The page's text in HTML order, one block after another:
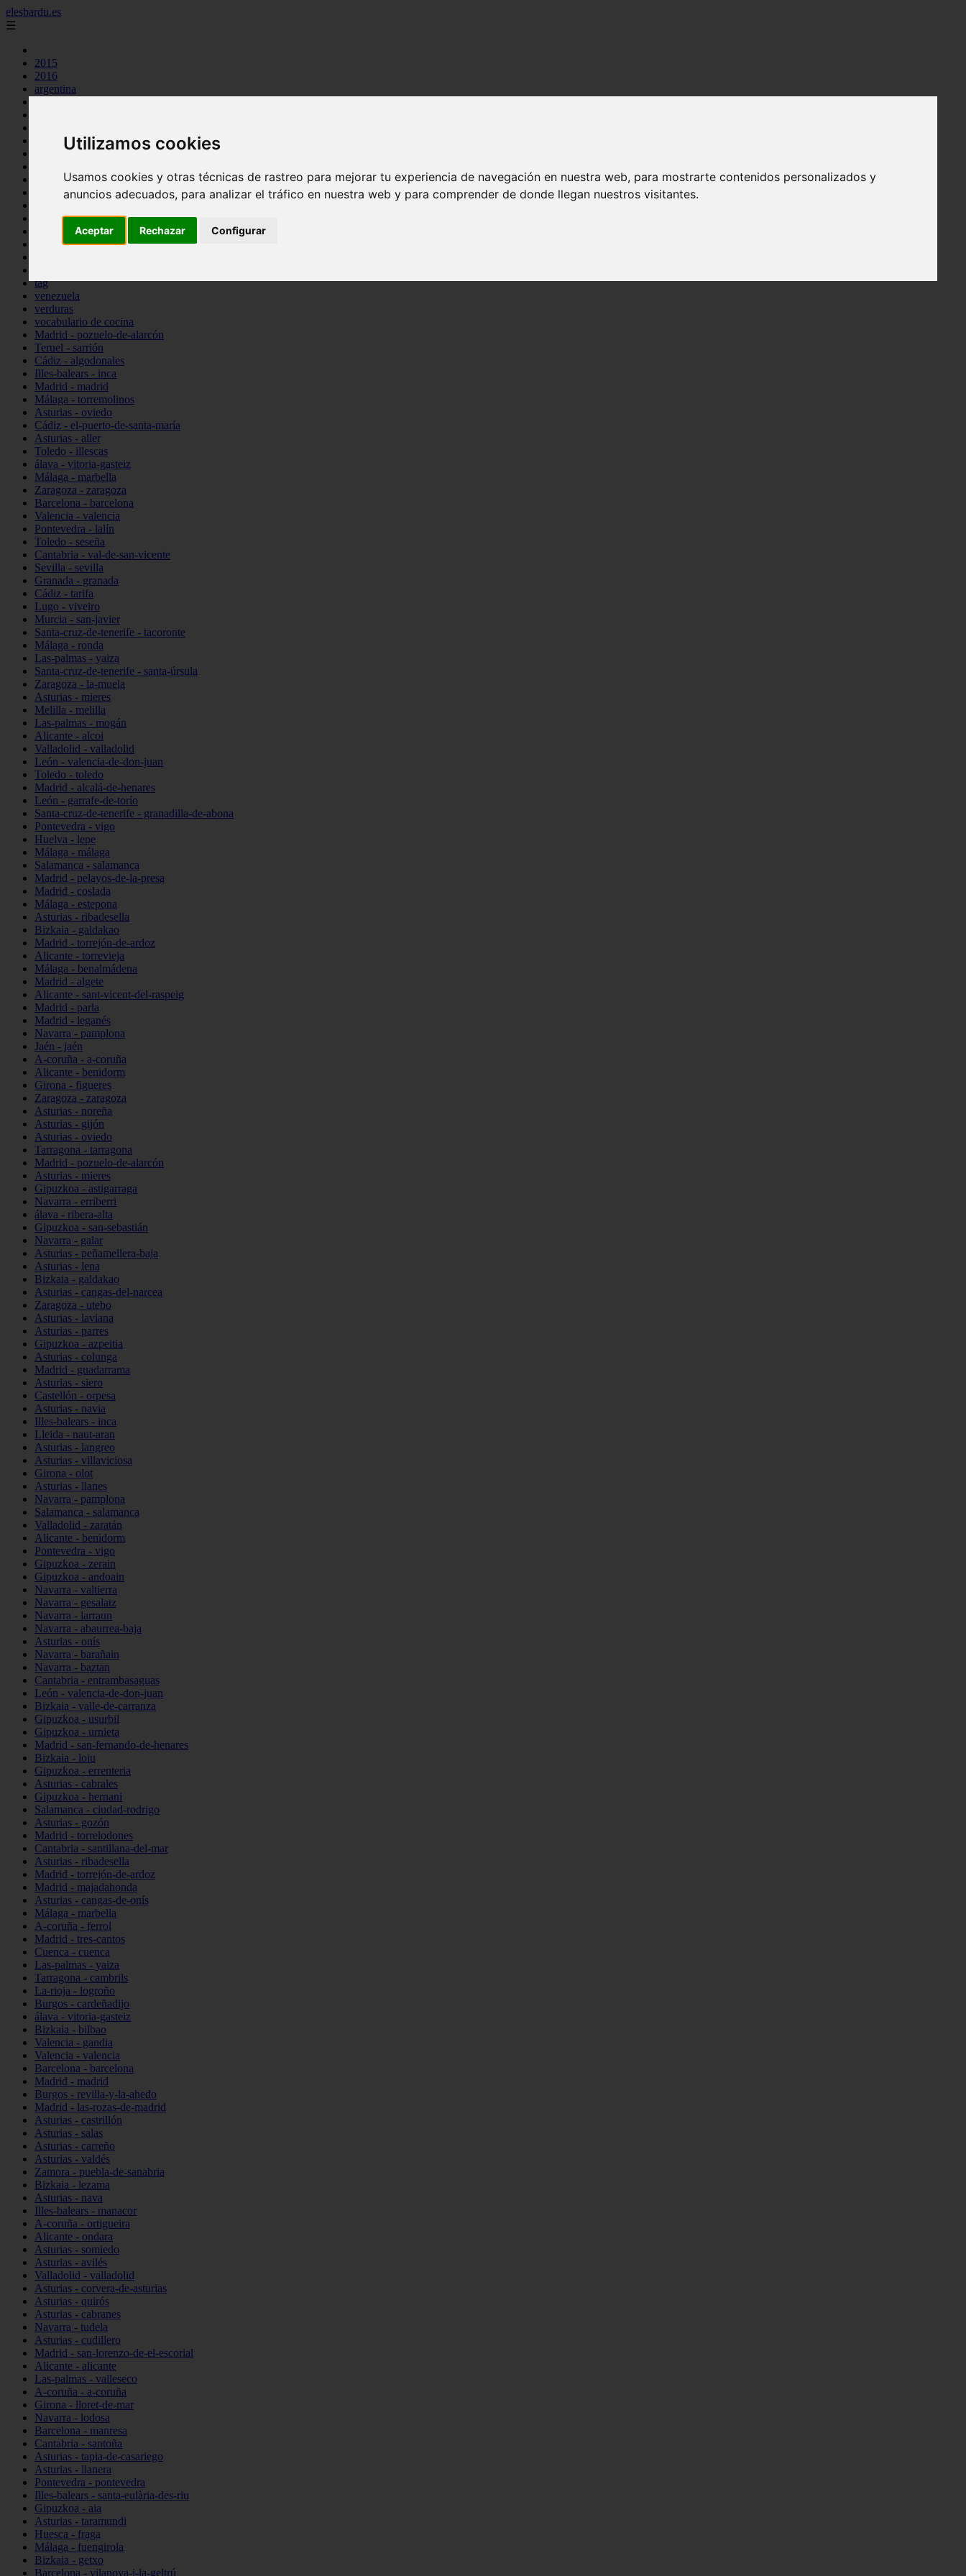
Utilizamos cookies
Usamos cookies y otras técnicas de rastreo para mejorar tu experiencia de navegación en nuestra web, para mostrarte contenidos personalizados y
anuncios adecuados, para analizar el tráfico en nuestra web y para comprender de donde llegan nuestros visitantes.
Aceptar Rechazar Configurar
elesbardu.es
☰
2015
2016
argentina
cocina casera
comidas
huevos
mariscos
postres
tag
venezuela
verduras
vocabulario de cocina
Madrid - pozuelo-de-alarcón
Teruel - sarrión
Cádiz - algodonales
Illes-balears - inca
Madrid - madrid
Málaga - torremolinos
Asturias - oviedo
Cádiz - el-puerto-de-santa-maría
Asturias - aller
Toledo - illescas
álava - vitoria-gasteiz
Málaga - marbella
Zaragoza - zaragoza
Barcelona - barcelona
Valencia - valencia
Pontevedra - lalín
Toledo - seseña
Cantabria - val-de-san-vicente
Sevilla - sevilla
Granada - granada
Cádiz - tarifa
Lugo - viveiro
Murcia - san-javier
Santa-cruz-de-tenerife - tacoronte
Málaga - ronda
Las-palmas - yaiza
Santa-cruz-de-tenerife - santa-úrsula
Zaragoza - la-muela
Asturias - mieres
Melilla - melilla
Las-palmas - mogán
Alicante - alcoi
Valladolid - valladolid
León - valencia-de-don-juan
Toledo - toledo
Madrid - alcalá-de-henares
León - garrafe-de-torío
Santa-cruz-de-tenerife - granadilla-de-abona
Pontevedra - vigo
Huelva - lepe
Málaga - málaga
Salamanca - salamanca
Madrid - pelayos-de-la-presa
Madrid - coslada
Málaga - estepona
Asturias - ribadesella
Bizkaia - galdakao
Madrid - torrejón-de-ardoz
Alicante - torrevieja
Málaga - benalmádena
Madrid - algete
Alicante - sant-vicent-del-raspeig
Madrid - parla
Madrid - leganés
Navarra - pamplona
Jaén - jaén
A-coruña - a-coruña
Alicante - benidorm
Girona - figueres
Zaragoza - zaragoza
Asturias - noreña
Asturias - gijón
Asturias - oviedo
Tarragona - tarragona
Madrid - pozuelo-de-alarcón
Asturias - mieres
Gipuzkoa - astigarraga
Navarra - erriberri
álava - ribera-alta
Gipuzkoa - san-sebastián
Navarra - galar
Asturias - peñamellera-baja
Asturias - lena
Bizkaia - galdakao
Asturias - cangas-del-narcea
Zaragoza - utebo
Asturias - laviana
Asturias - parres
Gipuzkoa - azpeitia
Asturias - colunga
Madrid - guadarrama
Asturias - siero
Castellón - orpesa
Asturias - navia
Illes-balears - inca
Lleida - naut-aran
Asturias - langreo
Asturias - villaviciosa
Girona - olot
Asturias - llanes
Navarra - pamplona
Salamanca - salamanca
Valladolid - zaratán
Alicante - benidorm
Pontevedra - vigo
Gipuzkoa - zerain
Gipuzkoa - andoain
Navarra - valtierra
Navarra - gesalatz
Navarra - larraun
Navarra - abaurrea-baja
Asturias - onís
Navarra - barañain
Navarra - baztan
Cantabria - entrambasaguas
León - valencia-de-don-juan
Bizkaia - valle-de-carranza
Gipuzkoa - usurbil
Gipuzkoa - urnieta
Madrid - san-fernando-de-henares
Bizkaia - loiu
Gipuzkoa - errenteria
Asturias - cabrales
Gipuzkoa - hernani
Salamanca - ciudad-rodrigo
Asturias - gozón
Madrid - torrelodones
Cantabria - santillana-del-mar
Asturias - ribadesella
Madrid - torrejón-de-ardoz
Madrid - majadahonda
Asturias - cangas-de-onís
Málaga - marbella
A-coruña - ferrol
Madrid - tres-cantos
Cuenca - cuenca
Las-palmas - yaiza
Tarragona - cambrils
La-rioja - logroño
Burgos - cardeñadijo
álava - vitoria-gasteiz
Bizkaia - bilbao
Valencia - gandia
Valencia - valencia
Barcelona - barcelona
Madrid - madrid
Burgos - revilla-y-la-ahedo
Madrid - las-rozas-de-madrid
Asturias - castrillón
Asturias - salas
Asturias - carreño
Asturias - valdés
Zamora - puebla-de-sanabria
Bizkaia - lezama
Asturias - nava
Illes-balears - manacor
A-coruña - ortigueira
Alicante - ondara
Asturias - somiedo
Asturias - avilés
Valladolid - valladolid
Asturias - corvera-de-asturias
Asturias - quirós
Asturias - cabranes
Navarra - tudela
Asturias - cudillero
Madrid - san-lorenzo-de-el-escorial
Alicante - alicante
Las-palmas - valleseco
A-coruña - a-coruña
Girona - lloret-de-mar
Navarra - lodosa
Barcelona - manresa
Cantabria - santoña
Asturias - tapia-de-casariego
Asturias - llanera
Pontevedra - pontevedra
Illes-balears - santa-eulària-des-riu
Gipuzkoa - aia
Asturias - taramundi
Huesca - fraga
Málaga - fuengirola
Bizkaia - getxo
Barcelona - vilanova-i-la-geltrú